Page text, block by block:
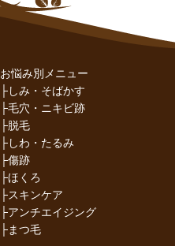
お悩み別メニュー
├しみ・そばかす
├毛穴・ニキビ跡
├脱毛
├しわ・たるみ
├傷跡
├ほくろ
├スキンケア
├アンチエイジング
├まつ毛